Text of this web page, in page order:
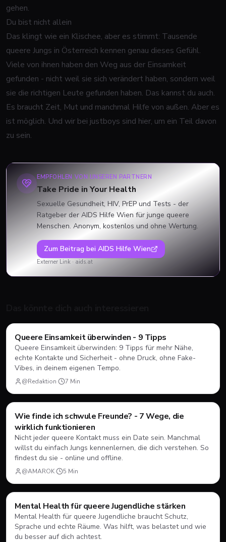
gehen.
Du bist nicht allein
Das klingt wie ein Klischee, aber es stimmt: Tausende
queere Jungs in Österreich kennen genau dieses Gefühl.
Viele von ihnen haben den Weg aus der Einsamkeit
gefunden - nicht weil sie sich verändert haben, sondern weil
sie die richtigen Leute gefunden haben. Das kannst du auch.
Es braucht Zeit, Mut und manchmal Hilfe von außen. Aber es
ist möglich. Und wir bei justboys sind hier, um ein Teil davon
zu sein.
EMPFOHLEN VON UNSEREN PARTNERN
Take Pride in Your Health
Sexuelle Gesundheit, HIV, PrEP und Tests - der
Ratgeber der AIDS Hilfe Wien für junge queere
Menschen. Anonym, kostenlos und ohne Wertung.
Zum Beitrag bei AIDS Hilfe Wien
Externer Link · aids.at
Mental Health
Queere Einsamkeit überwinden - 9 Tipps
Queere Einsamkeit überwinden: 9 Tipps für mehr Nähe,
echte Kontakte und Sicherheit - ohne Druck, ohne Fake-
Vibes, in deinem eigenen Tempo.
@Redaktion· 7 Min
💘Dating
Wie finde ich schwule Freunde? - 7 Wege, die
wirklich funktionieren
Nicht jeder queere Kontakt muss ein Date sein. Manchmal
willst du einfach Jungs kennenlernen, die dich verstehen. So
findest du sie - online und offline.
@AMAROK· 5 Min
Mental Health
Mental Health für queere Jugendliche stärken
Mental Health für queere Jugendliche braucht Schutz,
Sprache und echte Räume. Was hilft, was belastet und wie
du besser auf dich achtest.